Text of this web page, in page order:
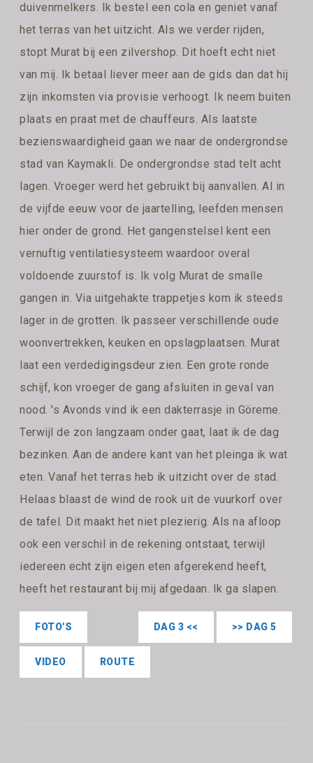
duivenmelkers. Ik bestel een cola en geniet vanaf
het terras van het uitzicht. Als we verder rijden,
stopt Murat bij een zilvershop. Dit hoeft echt niet
van mij. Ik betaal liever meer aan de gids dan dat hij
zijn inkomsten via provisie verhoogt. Ik neem buiten
plaats en praat met de chauffeurs. Als laatste
bezienswaardigheid gaan we naar de ondergrondse
stad van Kaymakli. De ondergrondse stad telt acht
lagen. Vroeger werd het gebruikt bij aanvallen. Al in
de vijfde eeuw voor de jaartelling, leefden mensen
hier onder de grond. Het gangenstelsel kent een
vernuftig ventilatiesysteem waardoor overal
voldoende zuurstof is. Ik volg Murat de smalle
gangen in. Via uitgehakte trappetjes kom ik steeds
lager in de grotten. Ik passeer verschillende oude
woonvertrekken, keuken en opslagplaatsen. Murat
laat een verdedigingsdeur zien. Een grote ronde
schijf, kon vroeger de gang afsluiten in geval van
nood. 's Avonds vind ik een dakterrasje in Göreme.
Terwijl de zon langzaam onder gaat, laat ik de dag
bezinken. Aan de andere kant van het pleinga ik wat
eten. Vanaf het terras heb ik uitzicht over de stad.
Helaas blaast de wind de rook uit de vuurkorf over
de tafel. Dit maakt het niet plezierig. Als na afloop
ook een verschil in de rekening ontstaat, terwijl
iedereen echt zijn eigen eten afgerekend heeft,
heeft het restaurant bij mij afgedaan. Ik ga slapen.
>> DAG 5
DAG 3 <<
FOTO'S
VIDEO ROUTE